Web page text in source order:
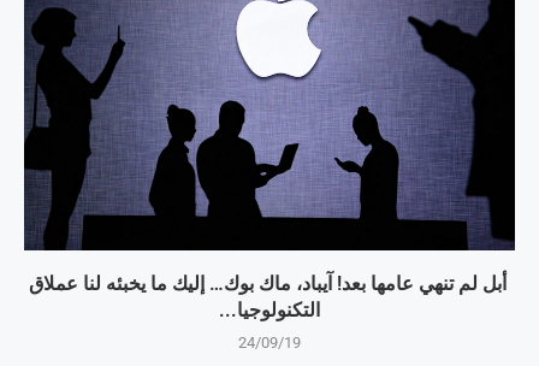
أبل لم تنهي عامها بعد! آيباد، ماك بوك… إليك ما يخبئه لنا عملاق
التكنولوجيا...
24/09/19